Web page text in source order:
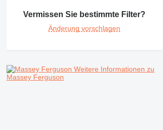
Vermissen Sie bestimmte Filter?
Änderung vorschlagen
Weitere Informationen zu
Massey Ferguson